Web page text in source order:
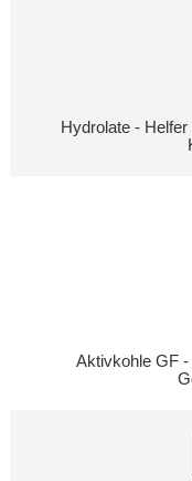
Hydrolate -
Aktivkohle GF